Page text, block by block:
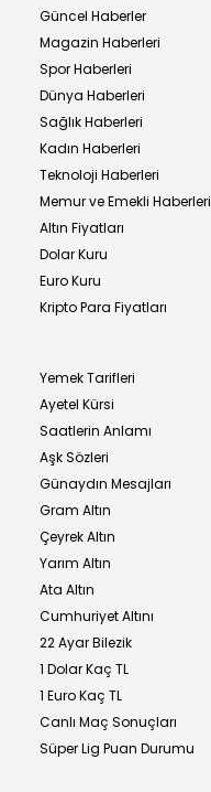
Güncel Haberler
Magazin Haberleri
Spor Haberleri
Dünya Haberleri
Sağlık Haberleri
Kadın Haberleri
Teknoloji Haberleri
Memur ve Emekli Haberleri
Altın Fiyatları
Dolar Kuru
Euro Kuru
Kripto Para Fiyatları
Yemek Tarifleri
Ayetel Kürsi
Saatlerin Anlamı
Aşk Sözleri
Günaydın Mesajları
Gram Altın
Çeyrek Altın
Yarım Altın
Ata Altın
Cumhuriyet Altını
22 Ayar Bilezik
1 Dolar Kaç TL
1 Euro Kaç TL
Canlı Maç Sonuçları
Süper Lig Puan Durumu